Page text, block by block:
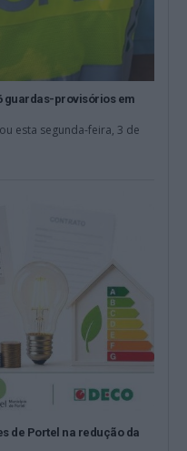
guardas-provisórios em
esta segunda-feira, 3 de
de Portel na redução da